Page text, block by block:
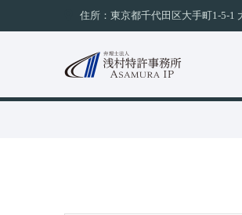
へ
住所：東京都千代田区大手町1-5-1